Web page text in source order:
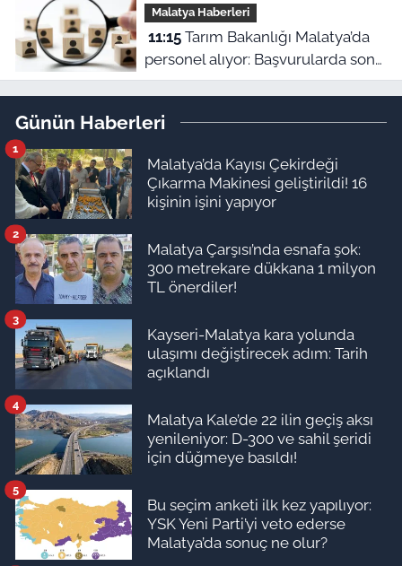
Malatya Haberleri
11:15Tarım Bakanlığı Malatya’da
personel alıyor: Başvurularda son
gün bugün!
Günün Haberleri
Malatya’da Kayısı Çekirdeği
Çıkarma Makinesi geliştirildi! 16
kişinin işini yapıyor
1
Malatya Çarşısı’nda esnafa şok:
300 metrekare dükkana 1 milyon
TL önerdiler!
2
Kayseri-Malatya kara yolunda
ulaşımı değiştirecek adım: Tarih
açıklandı
3
Malatya Kale’de 22 ilin geçiş aksı
yenileniyor: D-300 ve sahil şeridi
için düğmeye basıldı!
4
Bu seçim anketi ilk kez yapılıyor:
YSK Yeni Parti’yi veto ederse
Malatya’da sonuç ne olur?
5